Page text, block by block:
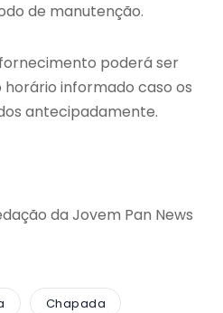
de manutenção.
poderá ser
informado caso os
antecipadamente.
da Jovem Pan News
Chapada